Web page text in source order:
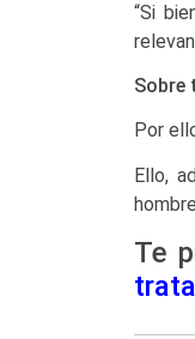
“Si
Sobre
Por
Ello,
Te